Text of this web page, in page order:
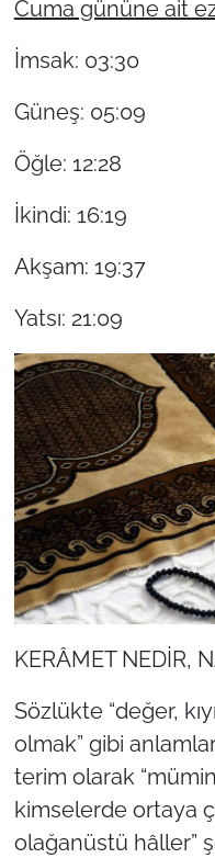
Cuma gününe ait
İmsak: 03:30
Güneş: 05:09
Öğle: 12:28
İkindi: 16:19
Akşam: 19:37
Yatsı: 21:09
KERÂMET NEDİR,
Sözlükte “değer,
olmak” gibi
terim olarak
kimselerde ortaya
olağanüstü hâller”